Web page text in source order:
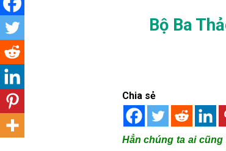
Bộ Ba
Chia sẻ
Hẳn chúng ta ai